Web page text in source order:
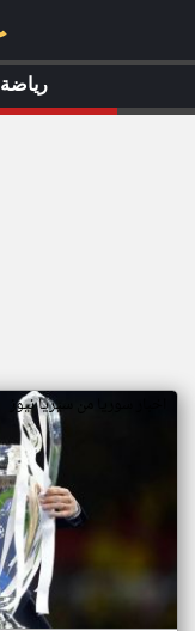
اخبار سوريا من سيريا نيوز
رياضة